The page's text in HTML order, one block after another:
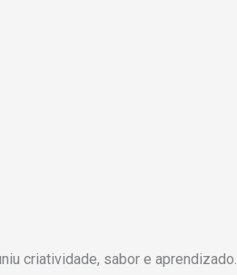
criatividade, sabor e aprendizado.